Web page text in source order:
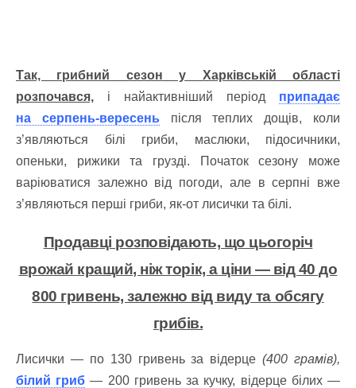
Так, грибний сезон у Харківській області
розпочався, і найактивніший період припадає
на серпень-вересеньпісля теплих дощів, коли
з’являються білі гриби, маслюки, підосичники,
опеньки, рижики та грузді. Початок сезону може
варіюватися залежно від погоди, але в серпні вже
з’являються перші гриби, як-от лисички та білі.
Продавці розповідають, що цьогоріч
врожай кращий, ніж торік, а ціни — від 40 до
800 гривень, залежно від виду та обсягу
грибів.
Лисички — по 130 гривень за відерце(400 грамів),
білий гриб — 200 гривень за кучку, відерце білих —